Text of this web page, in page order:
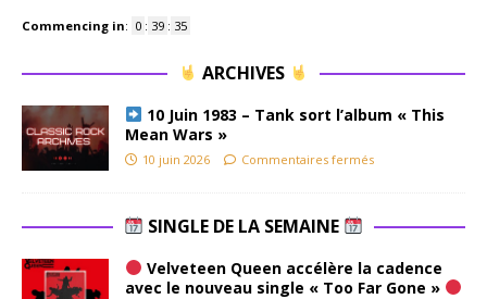
Commencing in: 0 : 39 : 34
ARCHIVES
10 Juin 1983 – Tank sort l’album « This
Mean Wars »
10 juin 2026 Commentaires fermés
SINGLE DE LA SEMAINE
Velveteen Queen accélère la cadence
avec le nouveau single « Too Far Gone »